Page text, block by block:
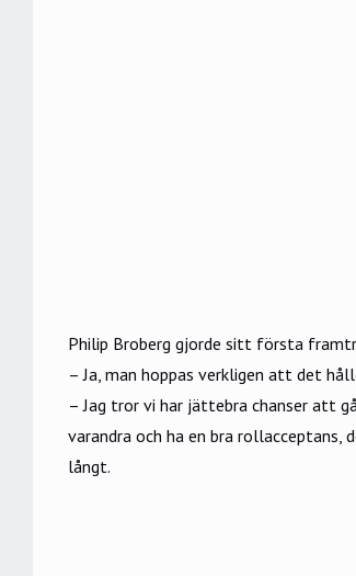
Philip Broberg gjorde sitt första
– Ja, man hoppas verkligen att det
– Jag tror vi har jättebra chanser att
varandra och ha en bra
långt.